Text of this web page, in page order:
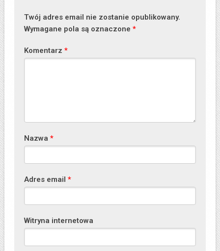
Twój adres email nie zostanie opublikowany.
Wymagane pola są oznaczone *
Komentarz *
Nazwa *
Adres email *
Witryna internetowa